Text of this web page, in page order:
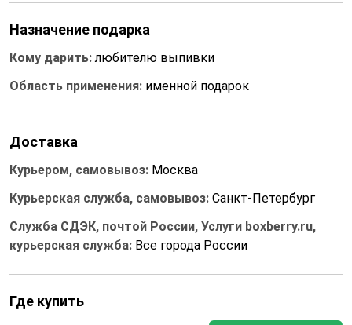
Назначение подарка
Кому дарить:любителю выпивки
Область применения: именной подарок
Доставка
Курьером, самовывоз: Москва
Курьерская служба, самовывоз: Санкт-Петербург
Служба СДЭК, почтой России, Услуги boxberry.ru,
курьерская служба: Все города России
Где купить